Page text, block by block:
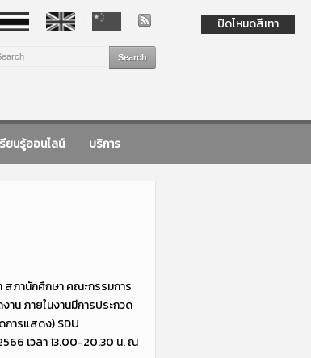
ยนรู้ออนไลน์ บริการ
สภานักศึกษา คณะกรรมการ
น ภายในงานมีการประกวด
การแสดง) SDU
เวลา 13.00-20.30 น. ณ
ปิดโหมดสีเทา